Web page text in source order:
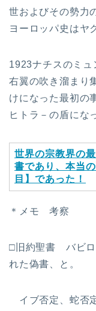
世およびその勢力
ヨーロッパ史はヤ
1923ナチスのミ
右翼の吹き溜まり
けになった最初の
ヒトラ－の盾にな
世界の宗教界の
書であり、本当
目】であった！
＊メモ 考察
□旧約聖書 バビロ
れた偽書、と。
イブ否定、蛇否